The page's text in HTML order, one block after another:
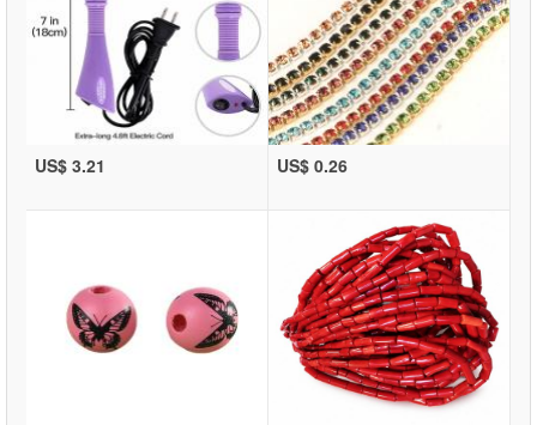
US$ 3.21 US$ 0.26